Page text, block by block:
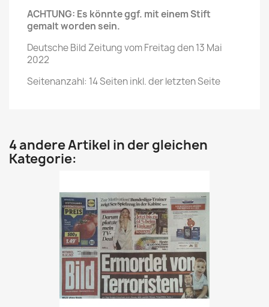
ACHTUNG: Es könnte ggf. mit einem Stift
gemalt worden sein.
Deutsche Bild Zeitung vom Freitag den 13 Mai
2022
Seitenanzahl: 14 Seiten inkl. der letzten Seite
4 andere Artikel in der gleichen
Kategorie: